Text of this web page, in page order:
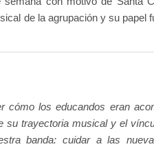
de la agrupación y su papel
cómo los educandos eran
su trayectoria musical y el
banda: cuidar a las